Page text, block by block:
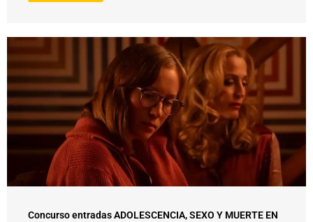
Concurso entradas ADOLESCENCIA, SEXO Y MUERTE EN